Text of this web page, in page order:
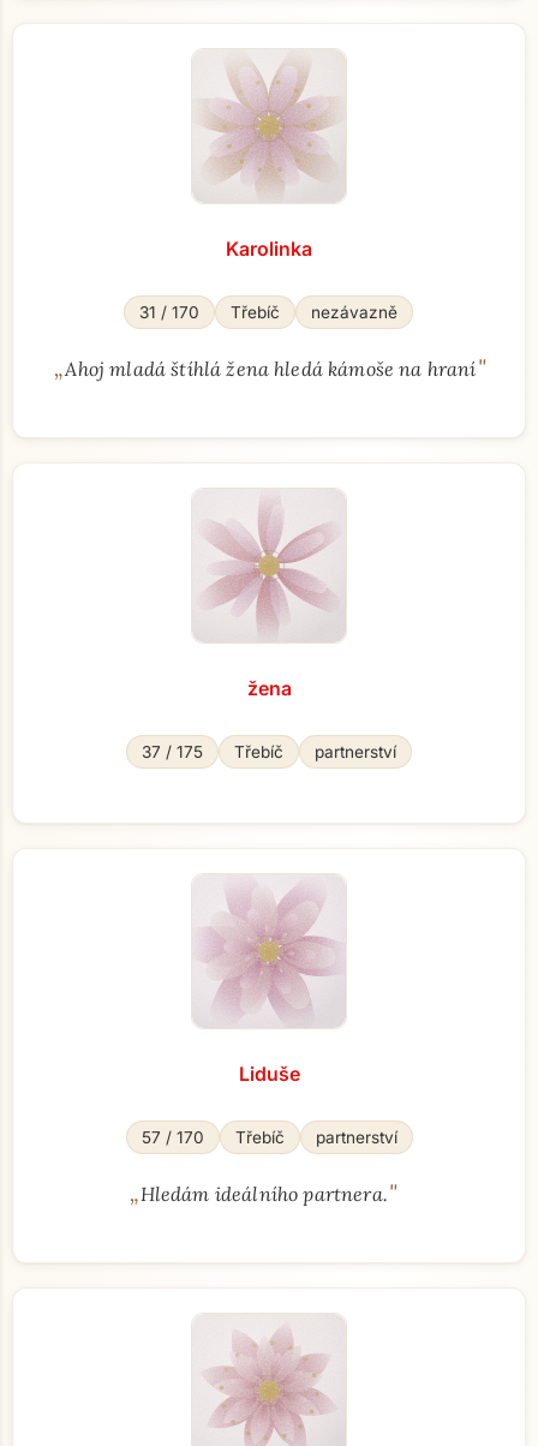
Karolinka
31 / 170 Třebíč nezávazně
„Ahoj mladá štíhlá žena hledá kámoše na hraní"
žena
37 / 175 Třebíč partnerství
Liduše
57 / 170 Třebíč partnerství
„Hledám ideálního partnera."